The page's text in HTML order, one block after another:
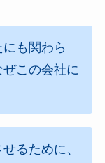
にも関わら
この会社に
るために、